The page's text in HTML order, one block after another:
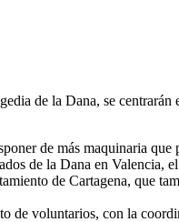
de la Dana, se centrarán
de más maquinaria
de la Dana en Valencia,
de Cartagena, que
de voluntarios, con la